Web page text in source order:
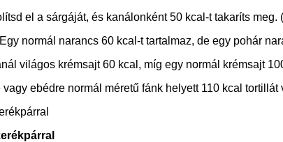
el a sárgáját, és kanálonként 50 kcal-t takaríts meg.
normál narancs 60 kcal-t tartalmaz, de egy pohár
világos krémsajt 60 kcal, míg egy normál krémsajt
vagy ebédre normál méretű fánk helyett 110 kcal